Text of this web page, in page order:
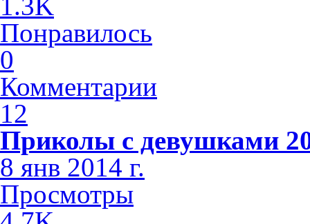
Понравилось
0
Комментарии
12
Приколы с девушками
8 янв 2014 г.
Просмотры